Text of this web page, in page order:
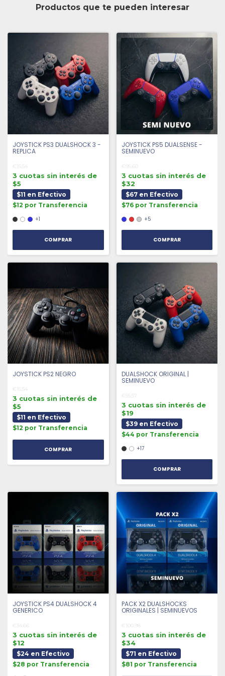
Productos que te pueden interesar
JOYSTICK PS3 DUALSHOCK 3 -
REPLICA
€15,54
3 cuotas sin interés de
$5
$11 en Efectivo
$12 por Transferencia
+1
COMPRAR
JOYSTICK PS5 DUALSENSE -
SEMINUEVO
€95,60
3 cuotas sin interés de
$32
$67 en Efectivo
$76 por Transferencia
+5
COMPRAR
JOYSTICK PS2 NEGRO
€15,54
3 cuotas sin interés de
$5
$11 en Efectivo
$12 por Transferencia
DUALSHOCK ORIGINAL |
SEMINUEVO
€55,57
3 cuotas sin interés de
$19
$39 en Efectivo
$44 por Transferencia
+17
COMPRAR
JOYSTICK PS4 DUALSHOCK 4
GENERICO
€34,66
3 cuotas sin interés de
$12
$24 en Efectivo
$28 por Transferencia
PACK X2 DUALSHOCKS
ORIGINALES | SEMINUEVOS
€100,98
3 cuotas sin interés de
$34
$71 en Efectivo
$81 por Transferencia